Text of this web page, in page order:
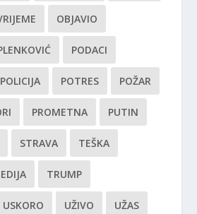
OBJAVIO
PODACI
POLICIJA POTRES POŽAR
PROMETNA PUTIN
STRAVA TEŠKA
TRUMP
USKORO UŽIVO UŽAS